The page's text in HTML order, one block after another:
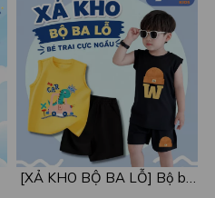
[XẢ KHO BỘ BA LỖ] Bộ ba